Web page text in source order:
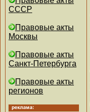
СССР
Правовые акты
Москвы
Правовые акты
Санкт-Петербурга
Правовые акты
регионов